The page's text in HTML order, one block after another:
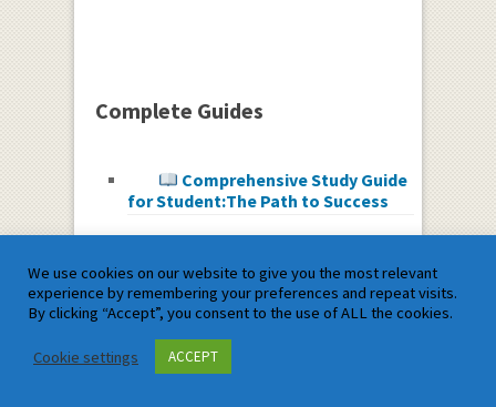
Complete Guides
Comprehensive Study Guide
for Student:The Path to Success
Parametric Function
Derivative Example:Solved Example
and Formula
Categories
We use cookies on our website to give you the most relevant
experience by remembering your preferences and repeat visits.
By clicking “Accept”, you consent to the use of ALL the cookies.
Cookie settings ACCEPT